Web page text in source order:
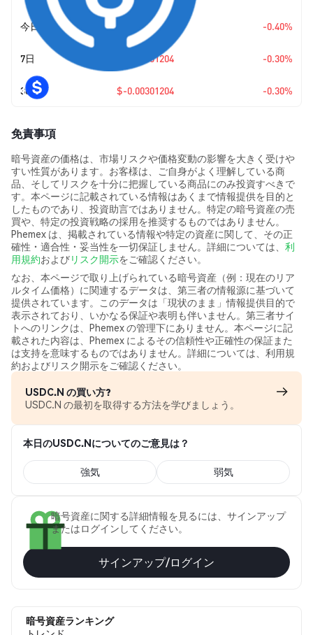
今日 $-0.00402008 -0.40%
7日 $-0.00301204 -0.30%
30日 $-0.00301204 -0.30%
免責事項
暗号資産の価格は、市場リスクや価格変動の影響を大きく受けや
すい性質があります。お客様は、ご自身がよく理解している商
品、そしてリスクを十分に把握している商品にのみ投資すべきで
す。本ページに記載されている情報はあくまで情報提供を目的と
したものであり、投資助言ではありません。特定の暗号資産の売
買や、特定の投資戦略の採用を推奨するものではありません。
Phemex は、掲載されている情報や特定の資産に関して、その正
確性・適合性・妥当性を一切保証しません。詳細については、 利
用規約およびリスク開示をご確認ください。
なお、本ページで取り上げられている暗号資産（例：現在のリア
ルタイム価格）に関連するデータは、第三者の情報源に基づいて
提供されています。このデータは「現状のまま」情報提供目的で
表示されており、いかなる保証や表明も伴いません。第三者サイ
トへのリンクは、Phemex の管理下にありません。本ページに記
載された内容は、Phemex によるその信頼性や正確性の保証また
は支持を意味するものではありません。詳細については、利用規
約およびリスク開示をご確認ください。
USDC.N の買い方?
USDC.N の最初を取得する方法を学びましょう。
本日のUSDC.Nについてのご意見は？
強気 弱気
暗号資産に関する詳細情報を見るには、サインアップ
またはログインしてください。
サインアップ/ログイン
暗号資産ランキング